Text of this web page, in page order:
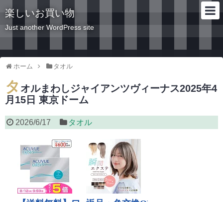
楽しいお買い物
Just another WordPress site
ホーム タオル
タ オルまわしジャイアンツヴィーナス2025年4
月15日 東京ドーム
2026/6/17 タオル